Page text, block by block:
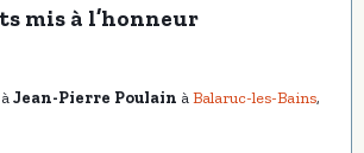
mis à l’honneur
Jean-Pierre Poulain àBalaruc-les-Bains,